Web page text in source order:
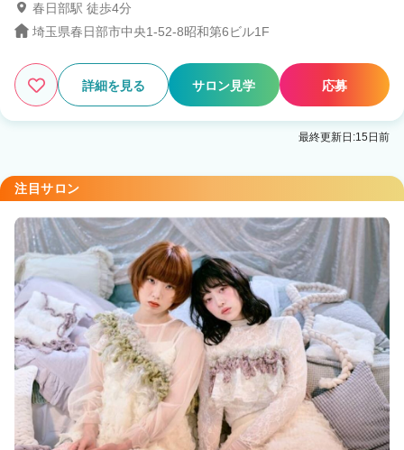
春日部駅 徒歩4分
埼玉県春日部市中央1-52-8昭和第6ビル1F
詳細を見る サロン見学 応募
最終更新日:15日前
注目サロン